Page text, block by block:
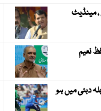
مینڈیٹ
حافظ نعیم
مقابلہ دبئی میں ہو